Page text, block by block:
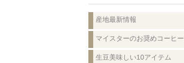
産地最新情報
マイスターのお奨めコーヒー
生豆美味しい10アイテム